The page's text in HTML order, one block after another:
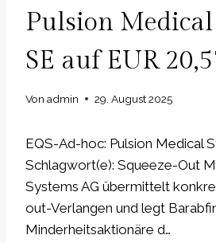
Pulsion Medical
SE auf EUR
Von admin 29. August 2025
EQS-Ad-hoc: Pulsion Medical
Schlagwort(e): Squeeze-Out
Systems AG übermittelt
out-Verlangen und legt
Minderheitsaktionäre d…